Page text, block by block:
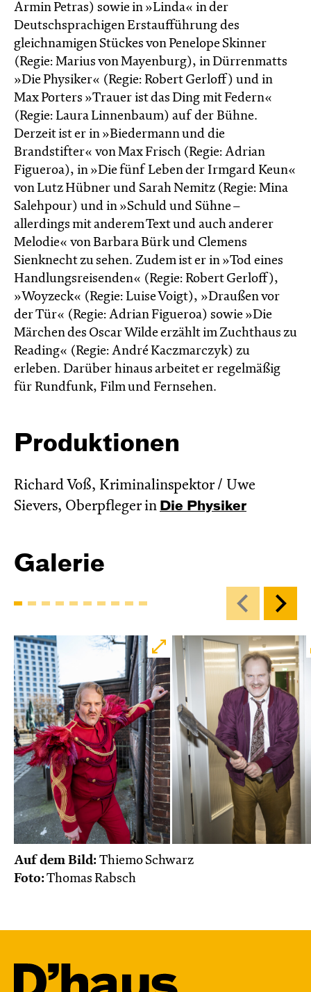
Armin Petras) sowie in »Linda« in der
Deutschsprachigen Erstaufführung des
gleichnamigen Stückes von Penelope Skinner
(Regie: Marius von Mayenburg), in Dürrenmatts
»Die Physiker« (Regie: Robert Gerloff) und in
Max Porters »Trauer ist das Ding mit Federn«
(Regie: Laura Linnenbaum) auf der Bühne.
Derzeit ist er in »Biedermann und die
Brandstifter« von Max Frisch (Regie: Adrian
Figueroa), in »Die fünf Leben der Irmgard Keun«
von Lutz Hübner und Sarah Nemitz (Regie: Mina
Salehpour) und in »Schuld und Sühne –
allerdings mit anderem Text und auch anderer
Melodie« von Barbara Bürk und Clemens
Sienknecht zu sehen. Zudem ist er in »Tod eines
Handlungsreisenden« (Regie: Robert Gerloff),
»Woyzeck« (Regie: Luise Voigt), »Draußen vor
der Tür« (Regie: Adrian Figueroa) sowie »Die
Märchen des Oscar Wilde erzählt im Zucht­haus zu
Reading« (Regie: André Kacz­marc­zyk) zu
erleben. Darüber hinaus arbeitet er regelmäßig
für Rundfunk, Film und Fernsehen.
Produktionen
Richard Voß, Kriminalinspektor / Uwe
Sievers, Oberpfleger in Die Physiker
Galerie
Auf dem Bild: Thiemo Schwarz
Foto:Thomas Rabsch